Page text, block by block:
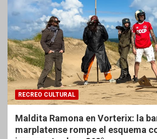
RECREO CULTURAL
Maldita Ramona en Vorterix: la
marplatense rompe el esquema